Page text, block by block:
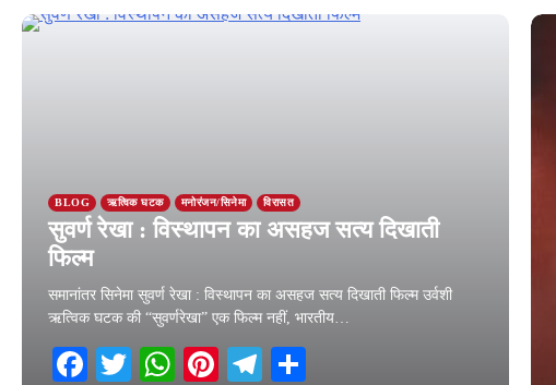
BLOG ऋत्विक घटक मनोरंजन/सिनेमा विरासत
सुवर्ण रेखा : विस्थापन का असहज सत्य दिखाती
फिल्म
समानांतर सिनेमा सुवर्ण रेखा : विस्थापन का असहज सत्य दिखाती फिल्म उर्वशी
ऋत्विक घटक की “सुवर्णरेखा” एक फिल्म नहीं, भारतीय…
Facebook
TwitterWhatsApp
PinterestTelegram